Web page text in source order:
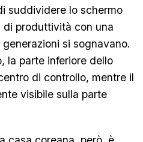
suddividere lo schermo
produttività con una
si sognavano.
la parte inferiore dello
di controllo, mentre il
visibile sulla parte